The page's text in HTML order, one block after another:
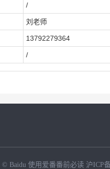
/
刘老师
13792279364
/
© Baidu 使用爱番番前必读 沪ICP